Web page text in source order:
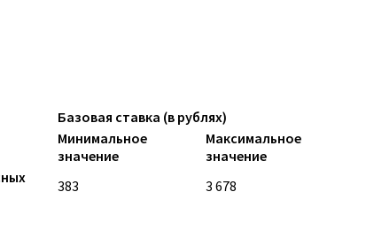
Базовая ставка (в рублях)
Минимальное
значение
Максимальное
значение
383 3 678